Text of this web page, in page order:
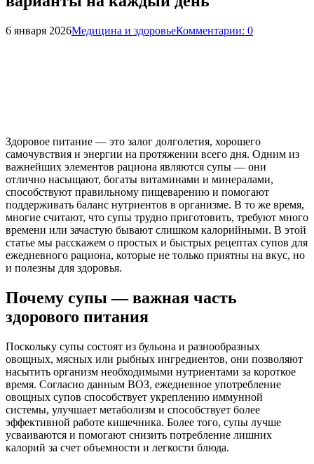
6 января 2026Медицина и здоровьеКомментарии: 0
Здоровое питание — это залог долголетия, хорошего
самочувствия и энергии на протяжении всего дня. Одним из
важнейших элементов рациона являются супы — они
отлично насыщают, богаты витаминами и минералами,
способствуют правильному пищеварению и помогают
поддерживать баланс нутриентов в организме. В то же время,
многие считают, что супы трудно приготовить, требуют много
времени или зачастую бывают слишком калорийными. В этой
статье мы расскажем о простых и быстрых рецептах супов для
ежедневного рациона, которые не только приятны на вкус, но
и полезны для здоровья.
Почему супы — важная часть
здорового питания
Поскольку супы состоят из бульона и разнообразных
овощных, мясных или рыбных ингредиентов, они позволяют
насытить организм необходимыми нутриентами за короткое
время. Согласно данным ВОЗ, ежедневное употребление
овощных супов способствует укреплению иммунной
системы, улучшает метаболизм и способствует более
эффективной работе кишечника. Более того, супы лучше
усваиваются и помогают снизить потребление лишних
калорий за счет объемности и легкости блюда.